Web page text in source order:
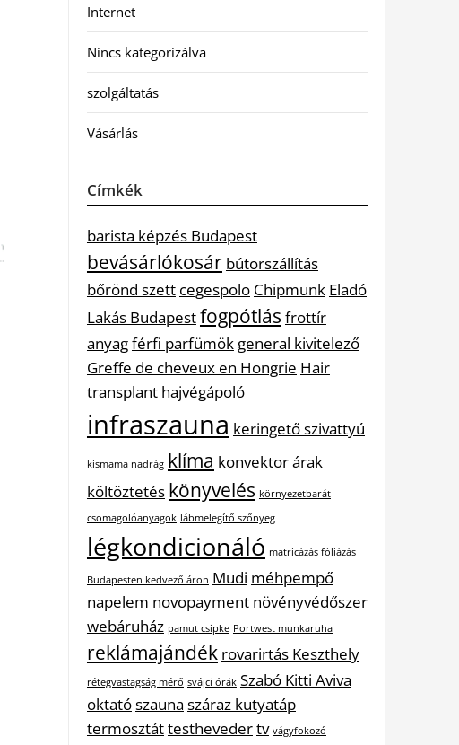
Internet
Nincs kategorizálva
szolgáltatás
Vásárlás
Címkék
barista képzés Budapest
bevásárlókosár bútorszállítás
bőrönd szett cegespolo Chipmunk Eladó
Lakás Budapestfogpótlás frottír
anyagférfi parfümök general kivitelező
Greffe de cheveux en Hongrie Hair
transplant hajvégápoló
infraszauna keringető szivattyú
kismama nadrág klíma konvektor árak
költöztetés könyvelés környezetbarát
csomagolóanyagok lábmelegítő szőnyeg
légkondicionáló matricázás fóliázás
Budapesten kedvező áron Mudi méhpempő
napelem novopayment növényvédőszer
webáruház pamut csipke Portwest munkaruha
reklámajándék rovarirtás Keszthely
rétegvastagság mérő svájci órák Szabó Kitti Aviva
oktatószauna száraz kutyatáp
termosztáttesthevedertv vágyfokozó